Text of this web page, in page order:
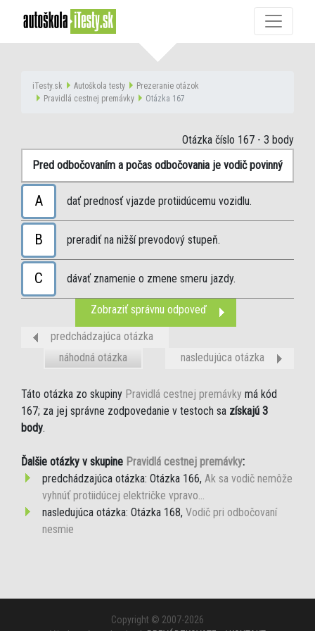
iTesty.sk Autoškola testy
Prezeranie otázok
Pravidlá cestnej premávky
Otázka 167
Otázka číslo 167 - 3 body
Pred odbočovaním a počas odbočovania je vodič povinný
A dať prednosť vjazde protiidúcemu vozidlu.
B preradiť na nižší prevodový stupeň.
C dávať znamenie o zmene smeru jazdy.
Zobraziť správnu odpoveď
predchádzajúca otázka
nasledujúca otázka
náhodná otázka
Táto otázka zo skupiny Pravidlá cestnej premávky má kód
167; za jej správne zodpovedanie v testoch sa získajú 3
body.
Ďalšie otázky v skupine Pravidlá cestnej premávky:
predchádzajúca otázka: Otázka 166, Ak sa vodič nemôže
vyhnúť protiidúcej električke vpravo...
nasledujúca otázka: Otázka 168, Vodič pri odbočovaní
nesmie
Copyright © 2007-2026